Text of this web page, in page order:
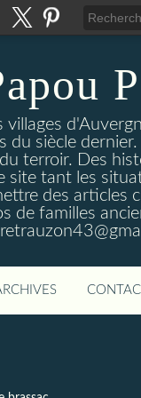
siècle
terroir. Des
site tant les
des articles
de familles